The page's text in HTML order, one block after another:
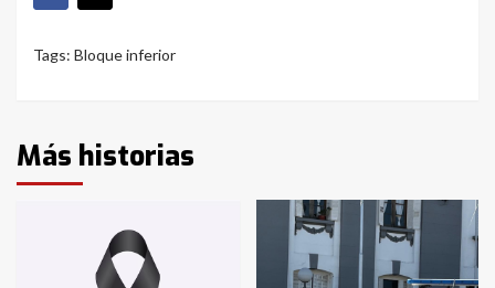
Tags: Bloque inferior
Más historias